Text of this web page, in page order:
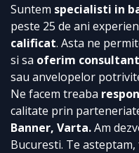
Suntem specialisti in
peste 25 de ani
calificat. Asta ne
si sa oferim
sau anvelopelor
Ne facem treaba
calitate prin
Banner, Varta.Am
Bucuresti. Te